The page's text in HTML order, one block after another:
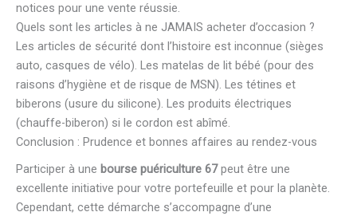
notices pour une vente réussie.
Quels sont les articles à ne JAMAIS acheter d’occasion ?
Les articles de sécurité dont l’histoire est inconnue (sièges
auto, casques de vélo). Les matelas de lit bébé (pour des
raisons d’hygiène et de risque de MSN). Les tétines et
biberons (usure du silicone). Les produits électriques
(chauffe-biberon) si le cordon est abîmé.
Conclusion : Prudence et bonnes affaires au rendez-vous
Participer à une bourse puériculture 67peut être une
excellente initiative pour votre portefeuille et pour la planète.
Cependant, cette démarche s’accompagne d’une